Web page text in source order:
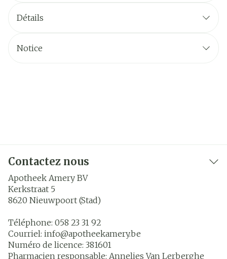
Détails
Notice
Contactez nous
Apotheek Amery BV
Kerkstraat 5
8620 Nieuwpoort (Stad)
Téléphone: 058 23 31 92
Courriel: info@apotheekamery.be
Numéro de licence: 381601
Pharmacien responsable: Annelies Van Lerberghe